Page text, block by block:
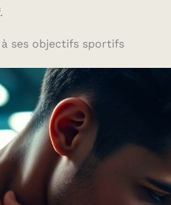
ses objectifs sportifs